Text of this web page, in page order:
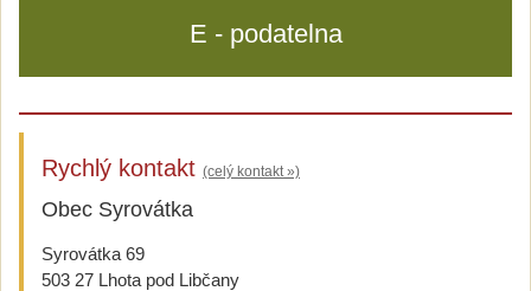
E - podatelna
Rychlý kontakt (celý kontakt »)
Obec Syrovátka
Syrovátka 69
503 27 Lhota pod Libčany